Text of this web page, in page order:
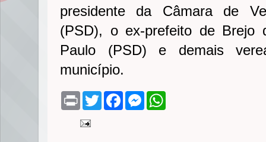
presidente da Câmara de
(PSD), o ex-prefeito de Brejo
Paulo (PSD) e demais
município.
P
n
T
w
F
M